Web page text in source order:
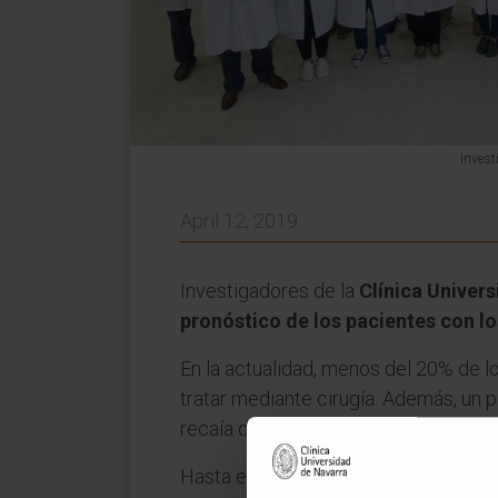
April 12, 2019
Investigadores de la Clínica
pronóstico de los pacientes con
En la actualidad, menos del 20%
tratar mediante cirugía. Además, un
recaía después de la intervención
Hasta el momento, en la práctica